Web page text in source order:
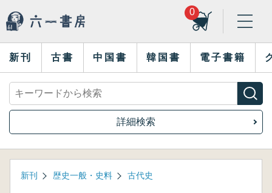
0
新刊 古書 中国書 韓国書 電子書籍
詳細検索
新刊 歴史一般・史料 古代史